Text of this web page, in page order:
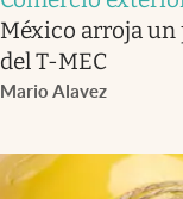
México arroja un
del T-MEC
Mario Alavez